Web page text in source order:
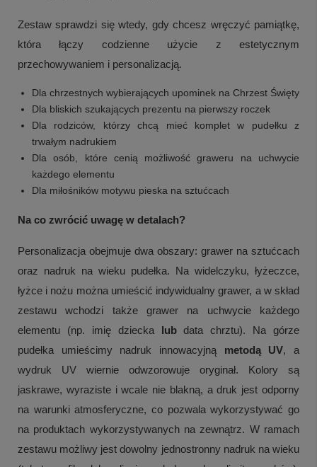
Zestaw sprawdzi się wtedy, gdy chcesz wręczyć pamiątkę,
która łączy codzienne użycie z estetycznym
przechowywaniem i personalizacją.
Dla chrzestnych wybierających upominek na Chrzest Święty
Dla bliskich szukających prezentu na pierwszy roczek
Dla rodziców, którzy chcą mieć komplet w pudełku z
trwałym nadrukiem
Dla osób, które cenią możliwość graweru na uchwycie
każdego elementu
Dla miłośników motywu pieska na sztućcach
Na co zwrócić uwagę w detalach?
Personalizacja obejmuje dwa obszary: grawer na sztućcach
oraz nadruk na wieku pudełka. Na widelczyku, łyżeczce,
łyżce i nożu można umieścić indywidualny grawer, a w skład
zestawu wchodzi także grawer na uchwycie każdego
elementu (np. imię dziecka lubdata chrztu). Na górze
pudełka umieścimy nadruk innowacyjną metodą UV, a
wydruk UV wiernie odwzorowuje oryginał. Kolory są
jaskrawe, wyraziste i wcale nie blakną, a druk jest odporny
na warunki atmosferyczne, co pozwala wykorzystywać go
na produktach wykorzystywanych na zewnątrz. W ramach
zestawu możliwy jest dowolny jednostronny nadruk na wieku